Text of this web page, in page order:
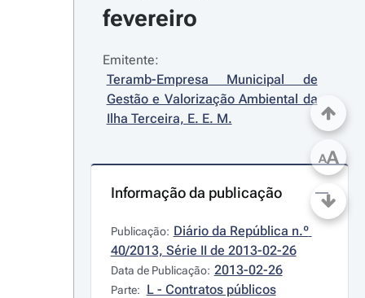
fevereiro
Emitente:
Teramb-Empresa Municipal de
Gestão e Valorização Ambiental da
Ilha Terceira, E. E. M.
Informação da publicação
Publicação: Diário da República n.º
40/2013, Série II de 2013-02-26
Data de Publicação: 2013-02-26
Parte: L - Contratos públicos
AA